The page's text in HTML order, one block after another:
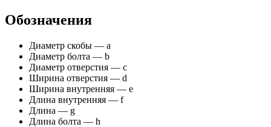
Обозначения
Диаметр скобы — а
Диаметр болта — b
Диаметр отверстия — с
Ширина отверстия — d
Ширина внутренняя — е
Длина внутренняя — f
Длина — g
Длина болта — h